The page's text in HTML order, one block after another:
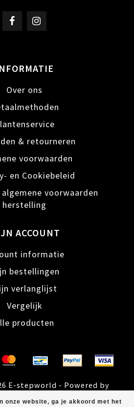
onze website, ga je akkoord met het
Over ons
& retourneren
voorwaarden
en Cookiebeleid
voorwaarden
herstelling
ACCOUNT
informatie
bestellingen
verlanglijst
Vergelijk
producten
E-stepworld - Powered by
Theme byDyvelopment